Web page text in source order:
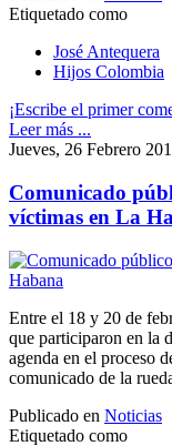
Etiquetado como
José Antequera
Hijos Colombia
¡Escribe el primer
Leer más ...
Jueves, 26 Febrero
Comunicado
víctimas en La
Entre el 18 y 20 de
que participaron en la
agenda en el proceso
comunicado de la
Publicado en Noticias
Etiquetado como